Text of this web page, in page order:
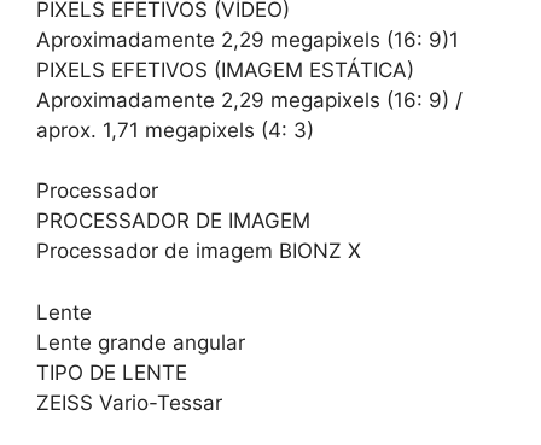
PIXELS EFETIVOS (VÍDEO)
Aproximadamente 2,29 megapixels (16: 9)1
PIXELS EFETIVOS (IMAGEM ESTÁTICA)
Aproximadamente 2,29 megapixels (16: 9) /
aprox. 1,71 megapixels (4: 3)
Processador
PROCESSADOR DE IMAGEM
Processador de imagem BIONZ X
Lente
Lente grande angular
TIPO DE LENTE
ZEISS Vario-Tessar